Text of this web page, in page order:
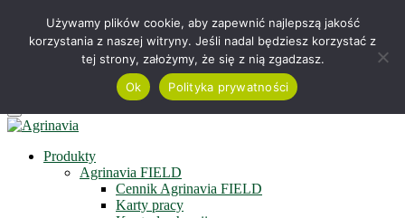
Telefon +48 515 230 958
Serwis online
Zapisz się do newslettera
Obejrzyj film
Menu
Produkty
Agrinavia FIELD
Cennik Agrinavia FIELD
Karty pracy
Używamy plików cookie, aby zapewnić najlepszą jakość
korzystania z naszej witryny. Jeśli nadal będziesz korzystać z
tej strony, założymy, że się z nią zgadzasz.
Ok
Polityka prywatności